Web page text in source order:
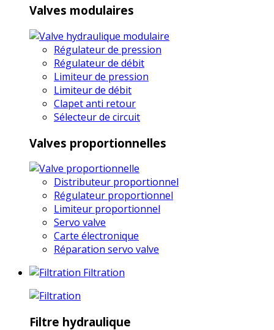
Valves modulaires
Régulateur de pression
Régulateur de débit
Limiteur de pression
Limiteur de débit
Clapet anti retour
Sélecteur de circuit
Valves proportionnelles
Distributeur proportionnel
Régulateur proportionnel
Limiteur proportionnel
Servo valve
Carte électronique
Réparation servo valve
Filtration
Filtre hydraulique